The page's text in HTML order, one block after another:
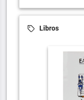
Libros